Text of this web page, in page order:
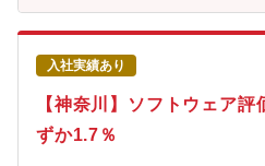
ります。商談の際には、基本的に
します。＜主なリード獲得手法＞
ルマーケ / ウェビナー / 展示会など
ありませんので、これまでのご経験
んでいただくことも期待していま
ム・ネットビジネス事業などがメ
クライアント規模は大企業から中小
入社実績あり
【神奈川】ソフトウェア
ずか1.7％